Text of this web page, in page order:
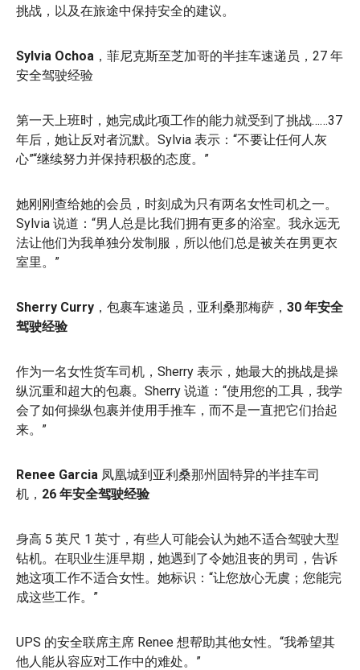
挑战，以及在旅途中保持安全的建议。
Sylvia Ochoa ，菲尼克斯至芝加哥的半挂车速递员，27 年
安全驾驶经验
第一天上班时，她完成此项工作的能力就受到了挑战……37
年后，她让反对者沉默。Sylvia 表示：“不要让任何人灰
心”“继续努力并保持积极的态度。”
她刚刚查给她的会员，时刻成为只有两名女性司机之一。
Sylvia 说道：“男人总是比我们拥有更多的浴室。我永远无
法让他们为我单独分发制服，所以他们总是被关在男更衣
室里。”
Sherry Curry ，包裹车速递员，亚利桑那梅萨， 30 年安全
驾驶经验
作为一名女性货车司机，Sherry 表示，她最大的挑战是操
纵沉重和超大的包裹。Sherry 说道：“使用您的工具，我学
会了如何操纵包裹并使用手推车，而不是一直把它们抬起
来。”
Renee Garcia 凤凰城到亚利桑那州固特异的半挂车司
机， 26 年安全驾驶经验
身高 5 英尺 1 英寸，有些人可能会认为她不适合驾驶大型
钻机。在职业生涯早期，她遇到了令她沮丧的男司，告诉
她这项工作不适合女性。她标识：“让您放心无虞；您能完
成这些工作。”
UPS 的安全联席主席 Renee 想帮助其他女性。“我希望其
他人能从容应对工作中的难处。”